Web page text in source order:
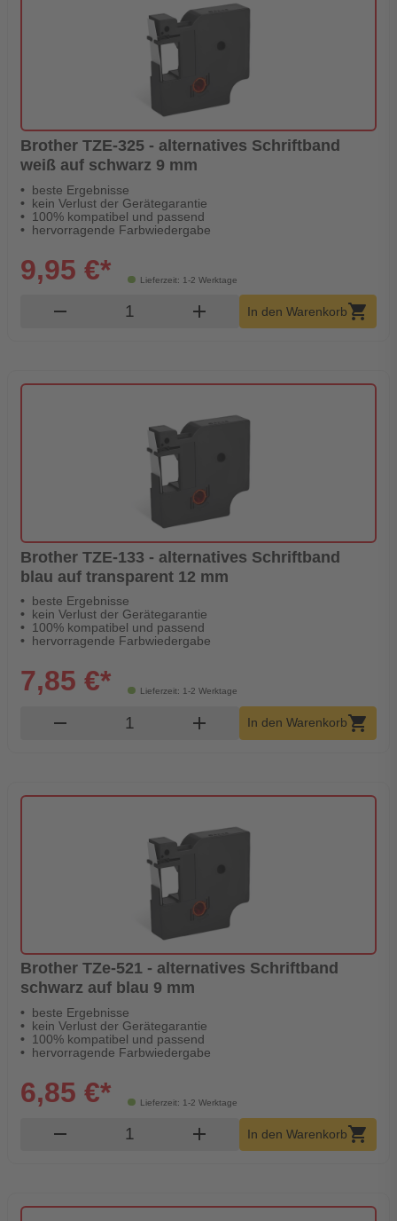
Brother TZE-325 - alternatives Schriftband
weiß auf schwarz 9 mm
beste Ergebnisse
kein Verlust der Gerätegarantie
100% kompatibel und passend
hervorragende Farbwiedergabe
Lieferzeit: 1-2 Werktage
9,95 €*
remove Produkt Warenkorb Menge
add In den Warenkorbshopping_cart
Brother TZE-133 - alternatives Schriftband
blau auf transparent 12 mm
beste Ergebnisse
kein Verlust der Gerätegarantie
100% kompatibel und passend
hervorragende Farbwiedergabe
Lieferzeit: 1-2 Werktage
7,85 €*
remove Produkt Warenkorb Menge
add In den Warenkorbshopping_cart
Brother TZe-521 - alternatives Schriftband
schwarz auf blau 9 mm
beste Ergebnisse
kein Verlust der Gerätegarantie
100% kompatibel und passend
hervorragende Farbwiedergabe
Lieferzeit: 1-2 Werktage
6,85 €*
remove Produkt Warenkorb Menge
add In den Warenkorbshopping_cart